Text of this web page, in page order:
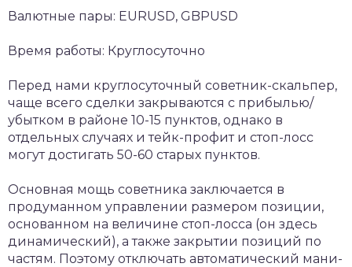
Валютные пары: EURUSD, GBPUSD
Время работы: Круглосуточно
Перед нами круглосуточный советник-скальпер,
чаще всего сделки закрываются с прибылью/
убытком в районе 10-15 пунктов, однако в
отдельных случаях и тейк-профит и стоп-лосс
могут достигать 50-60 старых пунктов.
Основная мощь советника заключается в
продуманном управлении размером позиции,
основанном на величине стоп-лосса (он здесь
динамический), а также закрытии позиций по
частям. Поэтому отключать автоматический мани-